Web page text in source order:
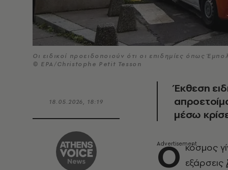
Οι ειδικοί προειδοποιούν ότι οι επιδημίες όπως
© EPA/Christophe Petit Tesson
18.05.2026, 18:19
Έκθεση
μέσω
Ο κόσμος
εξάρσεις